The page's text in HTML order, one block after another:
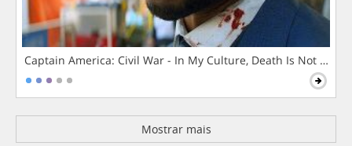
Captain America: Civil War - In My Culture, Death Is Not The
Mostrar mais